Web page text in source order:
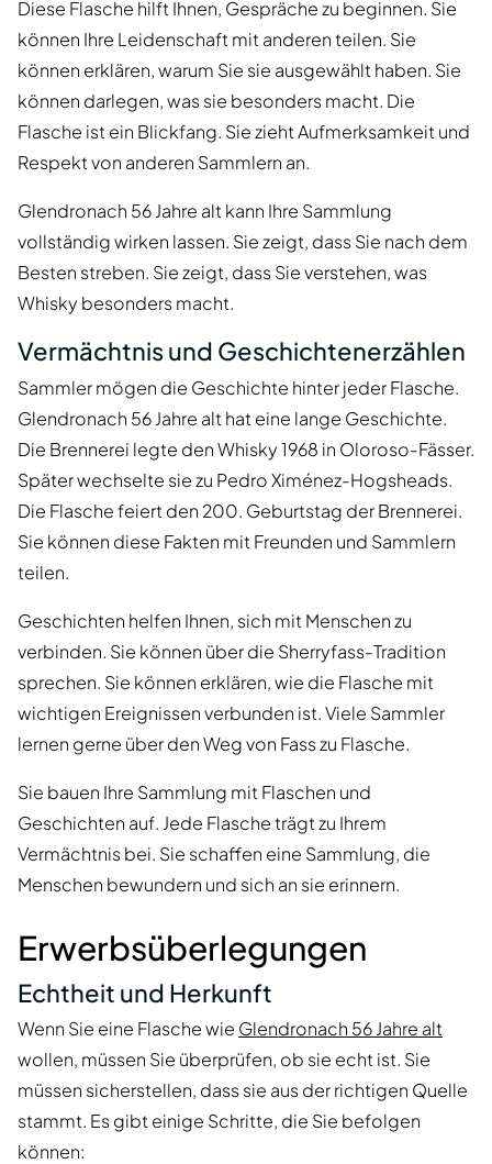
Diese Flasche hilft Ihnen, Gespräche zu beginnen. Sie
können Ihre Leidenschaft mit anderen teilen. Sie
können erklären, warum Sie sie ausgewählt haben. Sie
können darlegen, was sie besonders macht. Die
Flasche ist ein Blickfang. Sie zieht Aufmerksamkeit und
Respekt von anderen Sammlern an.
Glendronach 56 Jahre alt kann Ihre Sammlung
vollständig wirken lassen. Sie zeigt, dass Sie nach dem
Besten streben. Sie zeigt, dass Sie verstehen, was
Whisky besonders macht.
Vermächtnis und Geschichtenerzählen
Sammler mögen die Geschichte hinter jeder Flasche.
Glendronach 56 Jahre alt hat eine lange Geschichte.
Die Brennerei legte den Whisky 1968 in Oloroso-Fässer.
Später wechselte sie zu Pedro Ximénez-Hogsheads.
Die Flasche feiert den 200. Geburtstag der Brennerei.
Sie können diese Fakten mit Freunden und Sammlern
teilen.
Geschichten helfen Ihnen, sich mit Menschen zu
verbinden. Sie können über die Sherryfass-Tradition
sprechen. Sie können erklären, wie die Flasche mit
wichtigen Ereignissen verbunden ist. Viele Sammler
lernen gerne über den Weg von Fass zu Flasche.
Sie bauen Ihre Sammlung mit Flaschen und
Geschichten auf. Jede Flasche trägt zu Ihrem
Vermächtnis bei. Sie schaffen eine Sammlung, die
Menschen bewundern und sich an sie erinnern.
Erwerbsüberlegungen
Echtheit und Herkunft
Wenn Sie eine Flasche wie Glendronach 56 Jahre alt
wollen, müssen Sie überprüfen, ob sie echt ist. Sie
müssen sicherstellen, dass sie aus der richtigen Quelle
stammt. Es gibt einige Schritte, die Sie befolgen
können: